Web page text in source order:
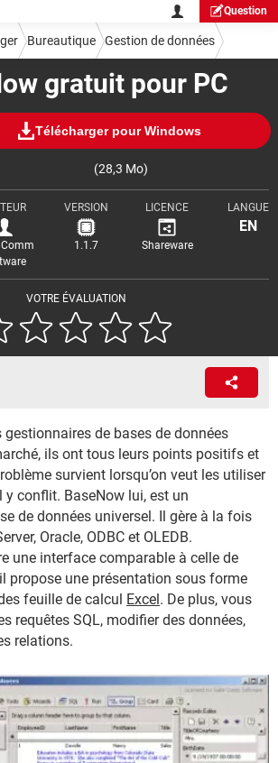
Question
gratuit pour PC
Télécharger pour Windows
(28,3 Mo)
VOTRE ÉVALUATION
VERSION
1.1.7
LICENCE
Shareware
LANGUE
EN
Bureautique Gestion de données
de bases de données
ils ont tous leurs points positifs et
survient lorsqu’on veut les utiliser
y conflit. BaseNow lui, est un
de données universel. Il gère à la fois
Oracle, ODBC et OLEDB.
une interface comparable à celle de
propose une présentation sous forme
feuille de calcul Excel. De plus, vous
requêtes SQL, modifier des données,
relations.